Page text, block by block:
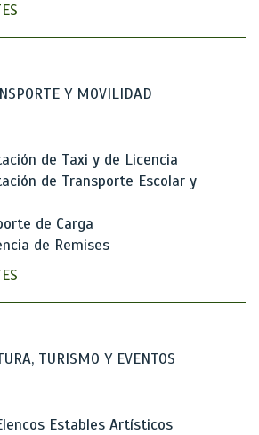
Y MOVILIDAD
de Taxi y de Licencia
de Transporte Escolar y
de Carga
de Remises
TURISMO Y EVENTOS
Estables Artísticos